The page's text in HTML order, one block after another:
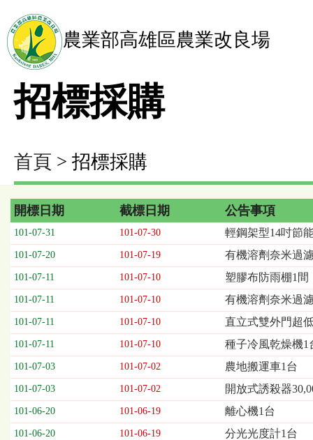
農業部高雄區農業改良場
招標採購
首頁 > 招標採購
招
標
採
購
列
表，
欄
位
依
序
開
標
期、
開標日期 截標日期 公告事項
101-07-31 101-07-30 輕鋼架型14吋節
101-07-20 101-07-19 有機溶劑奈米過
101-07-11 101-07-10 塑膠布防雨棚1間
101-07-11 101-07-10 有機溶劑奈米過
101-07-11 101-07-10 直立式雙外門超
101-07-11 101-07-10 種子冷風乾燥機1
101-07-03 101-07-02 農地搬運車1台
101-07-03 101-07-02 開放式誘殺器
101-06-20 101-06-19 離心機1台
101-06-20 101-06-19 分光光度計1台